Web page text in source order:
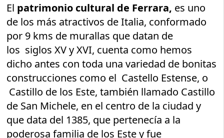
El patrimonio cultural de Ferrara, es uno
de los más atractivos de Italia, conformado
por 9 kms de murallas que datan de
los siglos XV y XVI, cuenta como hemos
dicho antes con toda una variedad de bonitas
construcciones como el Castello Estense, o
Castillo de los Este, también llamado Castillo
de San Michele, en el centro de la ciudad y
que data del 1385, que pertenecía a la
poderosa familia de los Este y fue